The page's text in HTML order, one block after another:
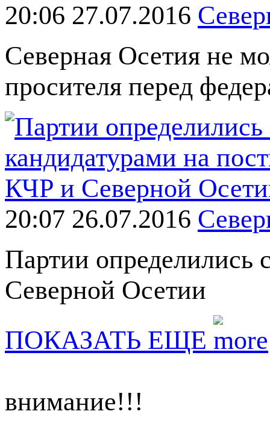
20:06 27.07.2016
Северная Осетия не
просителя перед
20:07 26.07.2016
Партии определились
Северной Осетии
ПОКАЗАТЬ ЕЩЕ
внимание!!!